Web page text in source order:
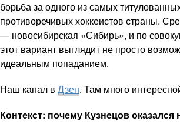
борьба за одного из самых
противоречивых хоккеистов страны.
— новосибирская «Сибирь», и по
этот вариант выглядит не просто
идеальным попаданием.
Наш канал в Дзен. Там много
Контекст: почему Кузнецов оказался